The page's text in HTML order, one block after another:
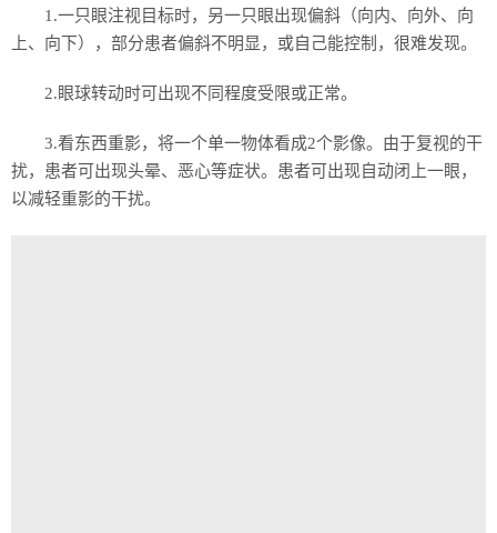
1.一只眼注视目标时，另一只眼出现偏斜（向内、向外、向
上、向下），部分患者偏斜不明显，或自己能控制，很难发现。
2.眼球转动时可出现不同程度受限或正常。
3.看东西重影，将一个单一物体看成2个影像。由于复视的干
扰，患者可出现头晕、恶心等症状。患者可出现自动闭上一眼，
以减轻重影的干扰。